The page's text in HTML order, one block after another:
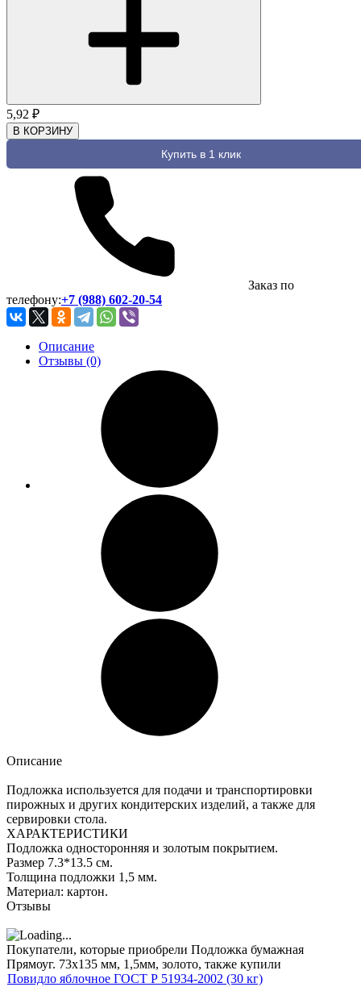
5,92 ₽
В КОРЗИНУ
Купить в 1 клик
Заказ по
телефону:+7 (988) 602-20-54
Описание
Отзывы (0)
Описание
Подложка используется для подачи и транспортировки
пирожных и других кондитерских изделий, а также для
сервировки стола.
ХАРАКТЕРИСТИКИ
Подложка односторонняя и золотым покрытием.
Размер 7.3*13.5 см.
Толщина подложки 1,5 мм.
Материал: картон.
Отзывы
Покупатели, которые приобрели Подложка бумажная
Прямоуг. 73х135 мм, 1,5мм, золото, также купили
Повидло яблочное ГОСТ Р 51934-2002 (30 кг)